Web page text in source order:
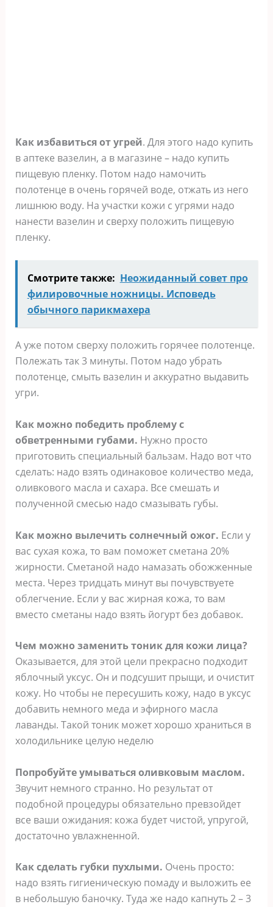
Как избавиться от угрей. Для этого надо купить
в аптеке вазелин, а в магазине – надо купить
пищевую пленку. Потом надо намочить
полотенце в очень горячей воде, отжать из него
лишнюю воду. На участки кожи с угрями надо
нанести вазелин и сверху положить пищевую
пленку.
Смотрите также: Неожиданный совет про
филировочные ножницы. Исповедь
обычного парикмахера
А уже потом сверху положить горячее полотенце.
Полежать так 3 минуты. Потом надо убрать
полотенце, смыть вазелин и аккуратно выдавить
угри.
Как можно победить проблему с
обветренными губами. Нужно просто
приготовить специальный бальзам. Надо вот что
сделать: надо взять одинаковое количество меда,
оливкового масла и сахара. Все смешать и
полученной смесью надо смазывать губы.
Как можно вылечить солнечный ожог. Если у
вас сухая кожа, то вам поможет сметана 20%
жирности. Сметаной надо намазать обожженные
места. Через тридцать минут вы почувствуете
облегчение. Если у вас жирная кожа, то вам
вместо сметаны надо взять йогурт без добавок.
Чем можно заменить тоник для кожи лица?
Оказывается, для этой цели прекрасно подходит
яблочный уксус. Он и подсушит прыщи, и очистит
кожу. Но чтобы не пересушить кожу, надо в уксус
добавить немного меда и эфирного масла
лаванды. Такой тоник может хорошо храниться в
холодильнике целую неделю
Попробуйте умываться оливковым маслом.
Звучит немного странно. Но результат от
подобной процедуры обязательно превзойдет
все ваши ожидания: кожа будет чистой, упругой,
достаточно увлажненной.
Как сделать губки пухлыми. Очень просто:
надо взять гигиеническую помаду и выложить ее
в небольшую баночку. Туда же надо капнуть 2 – 3